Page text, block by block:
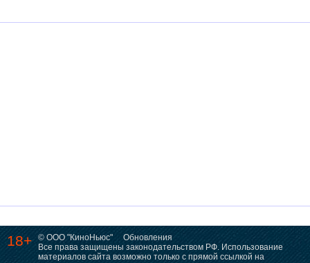
18+ © ООО "КиноНьюс"
Обновления
Все права защищены законодательством РФ. Использование
материалов сайта возможно только с прямой ссылкой на